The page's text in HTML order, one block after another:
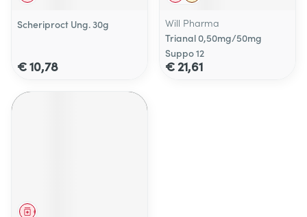
Scheriproct Ung. 30g
€ 10,78
Will Pharma
Trianal 0,50mg/50mg
Suppo 12
€ 21,61
Geneesmiddel